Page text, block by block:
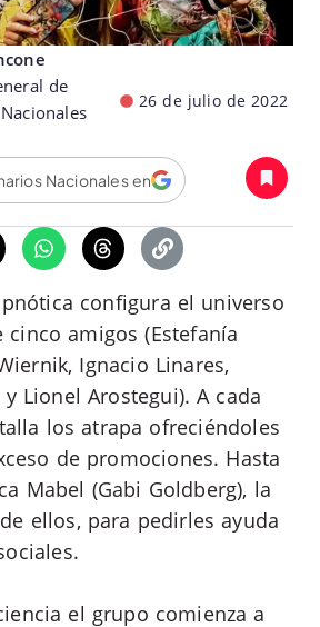
de
26 de julio de 2022
Nacionales en
configura el universo
amigos (Estefanía
Ignacio Linares,
Lionel Arostegui). A cada
los atrapa ofreciéndoles
de promociones. Hasta
Mabel (Gabi Goldberg), la
ellos, para pedirles ayuda
el grupo comienza a